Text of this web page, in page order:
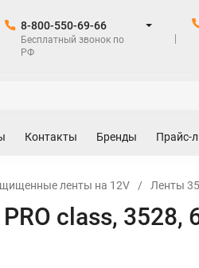
8-800-550-69-66
Бесплатный звонок по
РФ
Контакты Бренды Прайс-
ленты на 12V / Ленты
class, 3528,